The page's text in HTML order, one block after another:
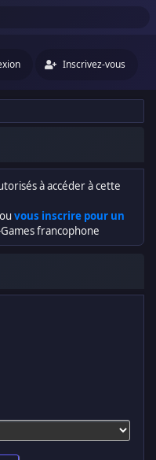
Inscrivez-vous
à accéder à cette
vous inscrire pour un
francophone